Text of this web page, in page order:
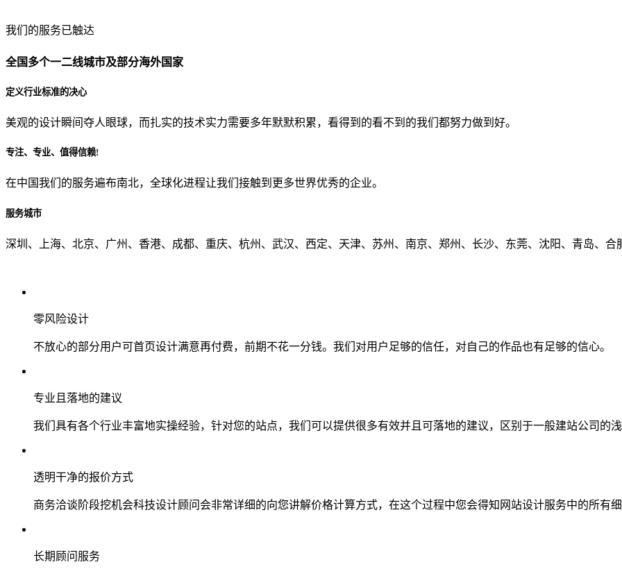
贵公司预算范围是？
贵公司的团队规模是？
从哪里了解到我们？
我们的服务已触达
全国多个一二线城市及部分海外国家
定义行业标准的决心
美观的设计瞬间夺人眼球，而扎实的技术实力需要多年默默积累，看得到的看不到的我们都努力做到好。
专注、专业、值得信赖!
在中国我们的服务遍布南北，全球化进程让我们接触到更多世界优秀的企业。
服务城市
深圳、上海、北京、广州、香港、成都、重庆、杭州、武汉、西定、天津、苏州、南京、郑州、长沙、东莞、沈阳、青岛、合
零风险设计
不放心的部分用户可首页设计满意再付费，前期不花一分钱。我们对用户足够的信任，对自己的作品也有足够的信心。
专业且落地的建议
我们具有各个行业丰富地实操经验，针对您的站点，我们可以提供很多有效并且可落地的建议，区别于一般建站公司的
透明干净的报价方式
商务洽谈阶段挖机会科技设计顾问会非常详细的向您讲解价格计算方式，在这个过程中您会得知网站设计服务中的所有
长期顾问服务